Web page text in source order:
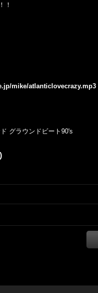
！
mike/atlanticlovecrazy.mp3
グラウンドビート90's